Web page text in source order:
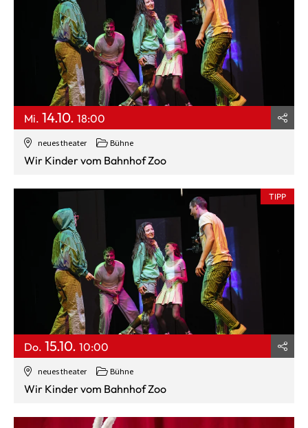
neues theater Bühne
Mi. 14.10. 18:00
Wir Kinder vom Bahnhof Zoo
neues theater Bühne
TIPP
Do. 15.10. 10:00
Wir Kinder vom Bahnhof Zoo